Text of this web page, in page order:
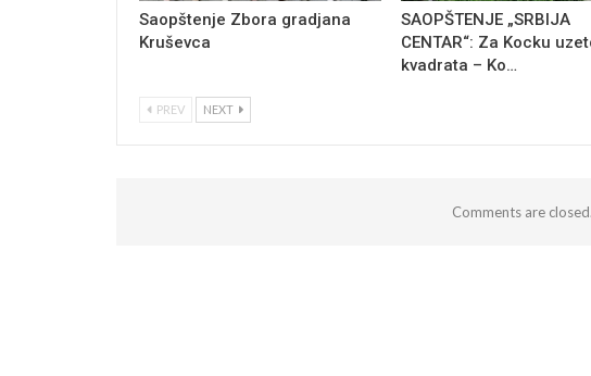
Saopštenje Zbora gradjana
Kruševca
SAOPŠTENJE „SRBIJA
CENTAR“: Za Kocku
kvadrata – Ko…
PREV NEXT
Comments are closed.